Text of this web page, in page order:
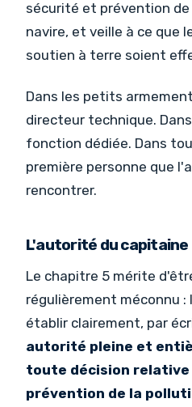
sécurité et prévention
navire, et veille à ce que
soutien à terre soient
Dans les petits
directeur technique.
fonction dédiée. Dans
première personne que
rencontrer.
L'autorité du capitaine
Le chapitre 5 mérite
régulièrement méconnu :
établir clairement, par
autorité pleine et
toute décision relative
prévention de la